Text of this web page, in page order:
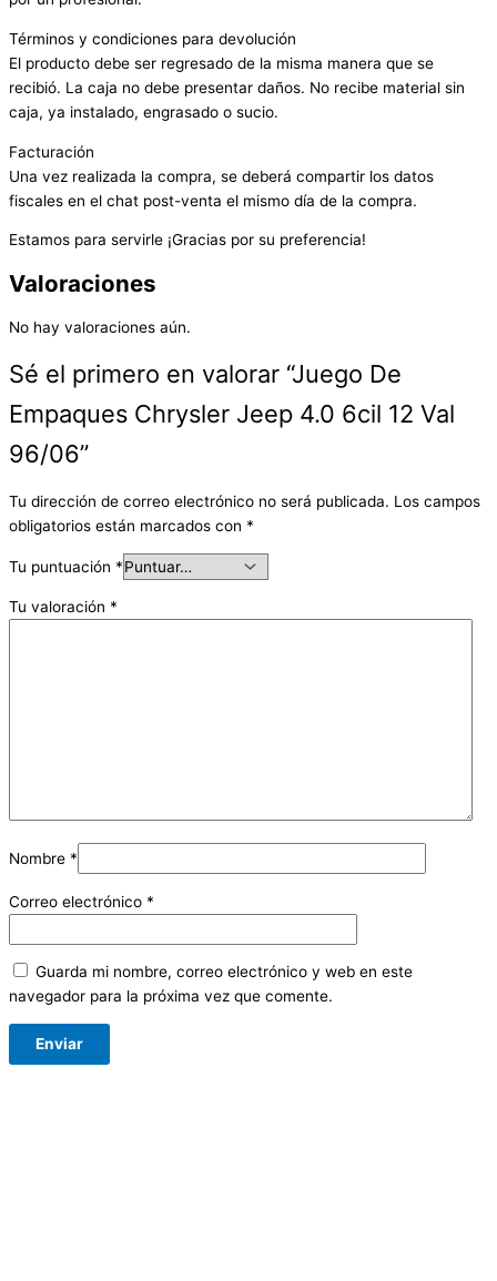
Términos y condiciones para devolución
El producto debe ser regresado de la misma manera que se
recibió. La caja no debe presentar daños. No recibe material sin
caja, ya instalado, engrasado o sucio.
Facturación
Una vez realizada la compra, se deberá compartir los datos
fiscales en el chat post-venta el mismo día de la compra.
Estamos para servirle ¡Gracias por su preferencia!
Valoraciones
No hay valoraciones aún.
Sé el primero en valorar “Juego De
Empaques Chrysler Jeep 4.0 6cil 12 Val
96/06”
Tu dirección de correo electrónico no será publicada. Los campos
obligatorios están marcados con *
Tu puntuación *
Tu valoración *
Nombre *
Correo electrónico *
Guarda mi nombre, correo electrónico y web en este
navegador para la próxima vez que comente.